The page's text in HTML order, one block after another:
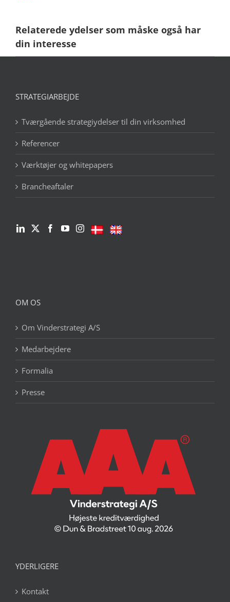
Relaterede ydelser som måske også har
din interesse
STRATEGIARBEJDE
Tværgående strategiydelser til din virksomhed
Referencer
Værktøjer og whitepapers
Brancheaftaler
OM OS
Om Vinderstrategi A/S
Medarbejdere
Formalia
Presse
YDERLIGERE
Kontakt